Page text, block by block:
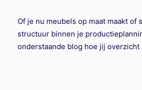
Of je nu meubels op maat maakt
structuur binnen je
onderstaande blog hoe jij